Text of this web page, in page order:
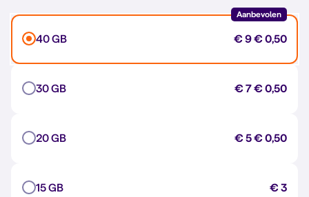
Aanbevolen
40 GB € 9€ 0,50
30 GB € 7€ 0,50
20 GB € 5€ 0,50
15 GB € 3